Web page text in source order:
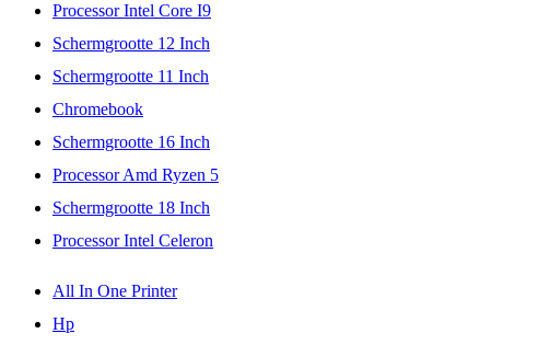
Processor Intel Core I9
Schermgrootte 12 Inch
Schermgrootte 11 Inch
Chromebook
Schermgrootte 16 Inch
Processor Amd Ryzen 5
Schermgrootte 18 Inch
Processor Intel Celeron
All In One Printer
Hp